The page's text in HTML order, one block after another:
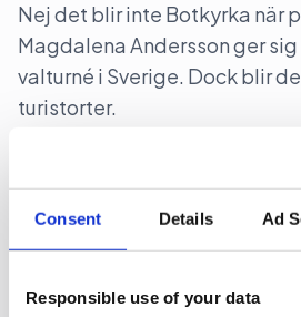
Consent Details Ad
Responsible use of your data
Nej det blir inte Botkyrka när
Magdalena Andersson ger
valturné i Sverige. Dock blir
turistorter.
2026-06-16, 07:48
Gruvbolag och
halvjublar över skrotat